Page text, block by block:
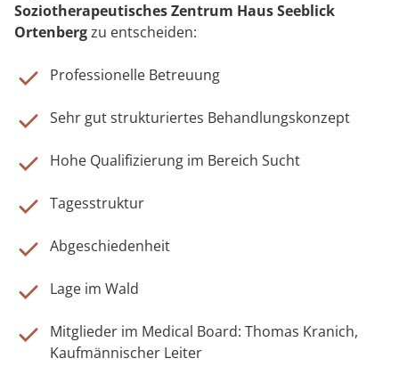
Soziotherapeutisches Zentrum Haus Seeblick
Ortenbergzu entscheiden:
Professionelle Betreuung
Sehr gut strukturiertes Behandlungskonzept
Hohe Qualifizierung im Bereich Sucht
Tagesstruktur
Abgeschiedenheit
Lage im Wald
Mitglieder im Medical Board: Thomas Kranich,
Kaufmännischer Leiter